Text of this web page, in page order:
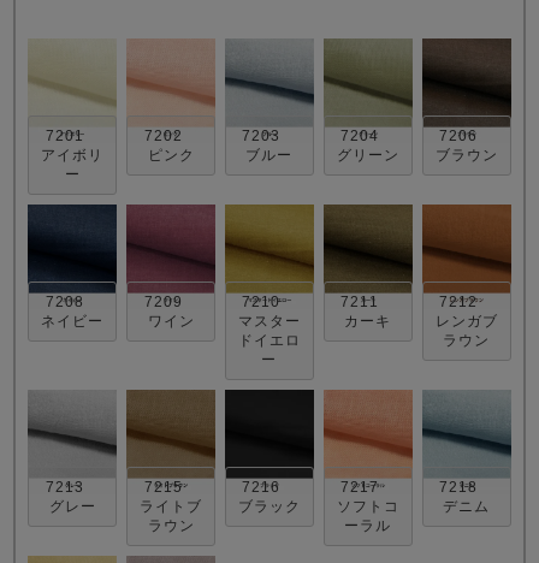
売れ筋ランキング
新着商品
すべてのデザインのパジャマ一覧はこちら
7201
アイボリ
ー
7202
ピンク
7203
ブルー
7204
グリーン
7206
ブラウン
7208
ネイビー
7209
ワイン
7210
マスター
ドイエロ
ー
7211
カーキ
7212
レンガブ
ラウン
7213
グレー
7215
ライトブ
ラウン
7216
ブラック
7217
ソフトコ
ーラル
7218
デニム